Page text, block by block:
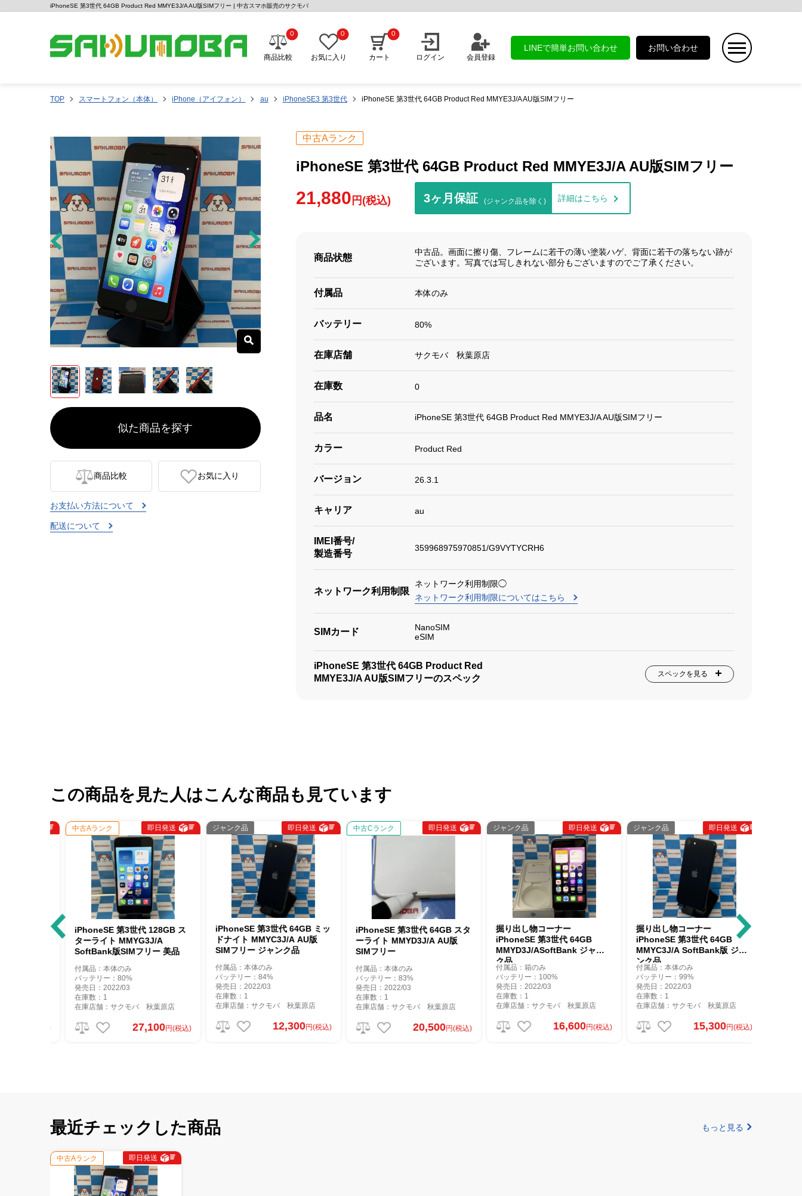
iPhoneSE 第3世代 64GB Product Red MMYE3J/A AU版SIMフリー | 中古スマホ販売のサクモバ
商品比較
0
お気に入り
0
カート
0
ログイン 会員登録
LINEで簡単お問い合わせ お問い合わせ
TOP スマートフォン（本体） iPhone（アイフォン） au iPhoneSE3 第3世代 iPhoneSE 第3世代 64GB Product Red MMYE3J/A AU版SIMフリー
似た商品を探す
商品比較 お気に入り
お支払い方法について
配送について
中古Aランク
iPhoneSE 第3世代 64GB Product Red MMYE3J/A AU版SIMフリー
21,880 円(税込) 3ヶ月保証 (ジャンク品を除く) 詳細はこちら
商品状態
中古品。画面に擦り傷、フレームに若干の薄い塗装ハゲ、背面に若干の落ちない跡が
ございます。写真では写しきれない部分もございますのでご了承ください。
付属品 本体のみ
バッテリー 80%
在庫店舗 サクモバ 秋葉原店
在庫数 0
品名 iPhoneSE 第3世代 64GB Product Red MMYE3J/A AU版SIMフリー
カラー Product Red
バージョン 26.3.1
キャリア au
IMEI番号/
製造番号
359968975970851/G9VYTYCRH6
ネットワーク利用制限
ネットワーク利用制限◯
ネットワーク利用制限についてはこちら
SIMカード
NanoSIM
eSIM
iPhoneSE 第3世代 64GB Product Red
MMYE3J/A AU版SIMフリーのスペック
スペックを見る
この商品を見た人はこんな商品も見ています
中古Aランク 即日発送
iPhoneSE 第3世代 128GB ス
ターライト MMYG3J/A
SoftBank版SIMフリー 美品
付属品：本体のみ
バッテリー：80%
発売日：2022/03
在庫数：1
在庫店舗：サクモバ 秋葉原店
27,100円(税込)
ジャンク品 即日発送
iPhoneSE 第3世代 64GB ミッ
ドナイト MMYC3J/A AU版
SIMフリー ジャンク品
付属品：本体のみ
バッテリー：84%
発売日：2022/03
在庫数：1
在庫店舗：サクモバ 秋葉原店
12,300円(税込)
中古Cランク 即日発送
iPhoneSE 第3世代 64GB スタ
ーライト MMYD3J/A AU版
SIMフリー
付属品：本体のみ
バッテリー：83%
発売日：2022/03
在庫数：1
在庫店舗：サクモバ 秋葉原店
20,500円(税込)
ジャンク品 即日発送
掘り出し物コーナー
iPhoneSE 第3世代 64GB
MMYD3J/ASoftBank ジャン
ク品
付属品：箱のみ
バッテリー：100%
発売日：2022/03
在庫数：1
在庫店舗：サクモバ 秋葉原店
16,600円(税込)
ジャンク品 即日発送
掘り出し物コーナー
iPhoneSE 第3世代 64GB
MMYC3J/A SoftBank版 ジャ
ンク品
付属品：本体のみ
バッテリー：99%
発売日：2022/03
在庫数：1
在庫店舗：サクモバ 秋葉原店
15,300円(税込)
最近チェックした商品 もっと見る
中古Aランク 即日発送